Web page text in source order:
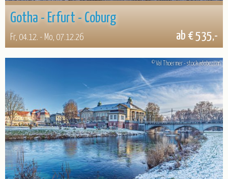
Gotha - Erfurt - Coburg
Fr, 04.12. - Mo, 07.12.26 ab € 535,-
© Val Thoermer - stock.adobe.com